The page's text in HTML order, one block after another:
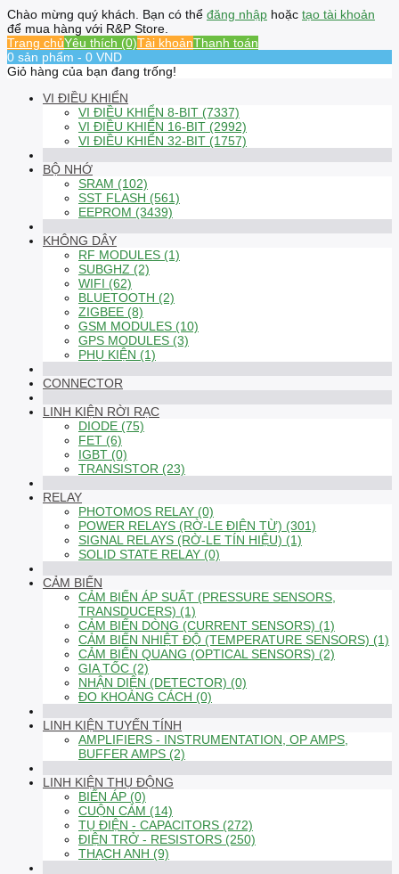
Chào mừng quý khách. Bạn có thể đăng nhập hoặc tạo tài khoản
để mua hàng với R&P Store.
Trang chủYêu thích (0)Tài khoảnThanh toán
0 sản phẩm - 0 VND
Giỏ hàng của bạn đang trống!
VI ĐIỀU KHIỂN
VI ĐIỀU KHIỂN 8-BIT (7337)
VI ĐIỀU KHIỂN 16-BIT (2992)
VI ĐIỀU KHIỂN 32-BIT (1757)
BỘ NHỚ
SRAM (102)
SST FLASH (561)
EEPROM (3439)
KHÔNG DÂY
RF MODULES (1)
SUBGHZ (2)
WIFI (62)
BLUETOOTH (2)
ZIGBEE (8)
GSM MODULES (10)
GPS MODULES (3)
PHỤ KIỆN (1)
CONNECTOR
LINH KIỆN RỜI RẠC
DIODE (75)
FET (6)
IGBT (0)
TRANSISTOR (23)
RELAY
PHOTOMOS RELAY (0)
POWER RELAYS (RỜ-LE ĐIỆN TỪ) (301)
SIGNAL RELAYS (RỜ-LE TÍN HIỆU) (1)
SOLID STATE RELAY (0)
CẢM BIẾN
CẢM BIẾN ÁP SUẤT (PRESSURE SENSORS,
TRANSDUCERS) (1)
CẢM BIẾN DÒNG (CURRENT SENSORS) (1)
CẢM BIẾN NHIỆT ĐỘ (TEMPERATURE SENSORS) (1)
CẢM BIẾN QUANG (OPTICAL SENSORS) (2)
GIA TỐC (2)
NHẬN DIỆN (DETECTOR) (0)
ĐO KHOẢNG CÁCH (0)
LINH KIỆN TUYẾN TÍNH
AMPLIFIERS - INSTRUMENTATION, OP AMPS,
BUFFER AMPS (2)
LINH KIỆN THỤ ĐỘNG
BIẾN ÁP (0)
CUỘN CẢM (14)
TỤ ĐIỆN - CAPACITORS (272)
ĐIỆN TRỞ - RESISTORS (250)
THẠCH ANH (9)